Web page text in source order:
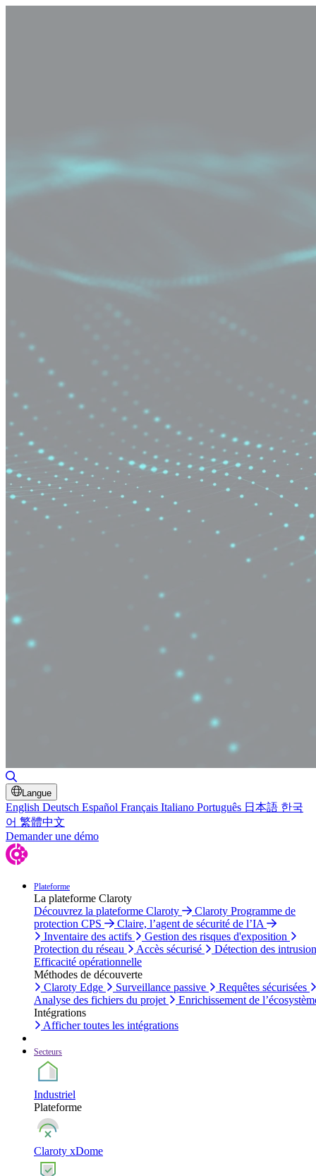
Langue
English Deutsch Español Français Italiano Português 日本語 한국
어 繁體中文
Demander une démo
Plateforme
La plateforme Claroty
Découvrez la plateforme Claroty
Claroty Programme de
protection CPS
Claire, l’agent de sécurité de l’IA
Inventaire des actifs
Gestion des risques d'exposition
Protection du réseau
Accès sécurisé
Détection des
Efficacité opérationnelle
Méthodes de découverte
Claroty Edge
Surveillance passive
Requêtes sécurisées
Analyse des fichiers du projet
Enrichissement de
Intégrations
Afficher toutes les intégrations
Secteurs
Industriel
Plateforme
Claroty xDome